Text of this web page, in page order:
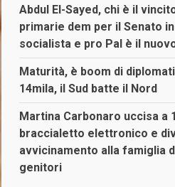
Abdul El-Sayed, chi è il
primarie dem per il Senato
socialista e pro Pal è il
Maturità, è boom di
14mila, il Sud batte il Nord
Martina Carbonaro uccisa a
braccialetto elettronico e
avvicinamento alla famiglia
genitori